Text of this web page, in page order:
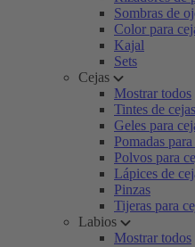
Sombras de
Color para
Kajal
Sets
Cejas
Mostrar todos
Tintes de cejas
Geles para
Pomadas
Polvos para
Lápices de
Pinzas
Tijeras para
Labios
Mostrar todos